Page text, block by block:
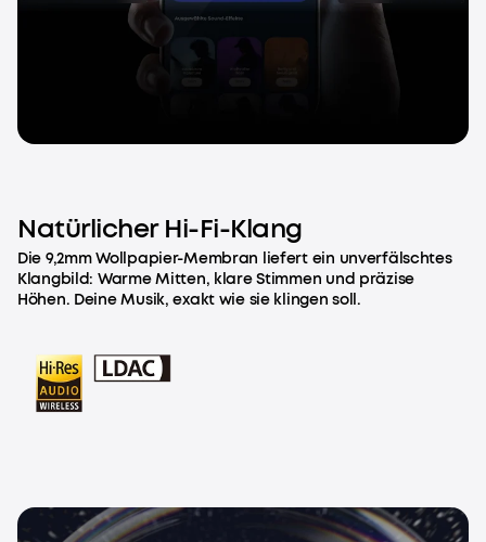
Natürlicher Hi-Fi-Klang
Die 9,2mm Wollpapier-Membran liefert ein unverfälschtes
Klangbild: Warme Mitten, klare Stimmen und präzise
Höhen. Deine Musik, exakt wie sie klingen soll.